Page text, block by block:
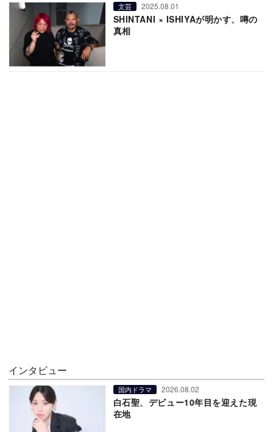
文芸 2025.08.01
SHINTANI × ISHIYAが明かす、噂の
真相
インタビュー
国内ドラマ 2026.08.02
白石聖、デビュー10年目を迎えた現
在地